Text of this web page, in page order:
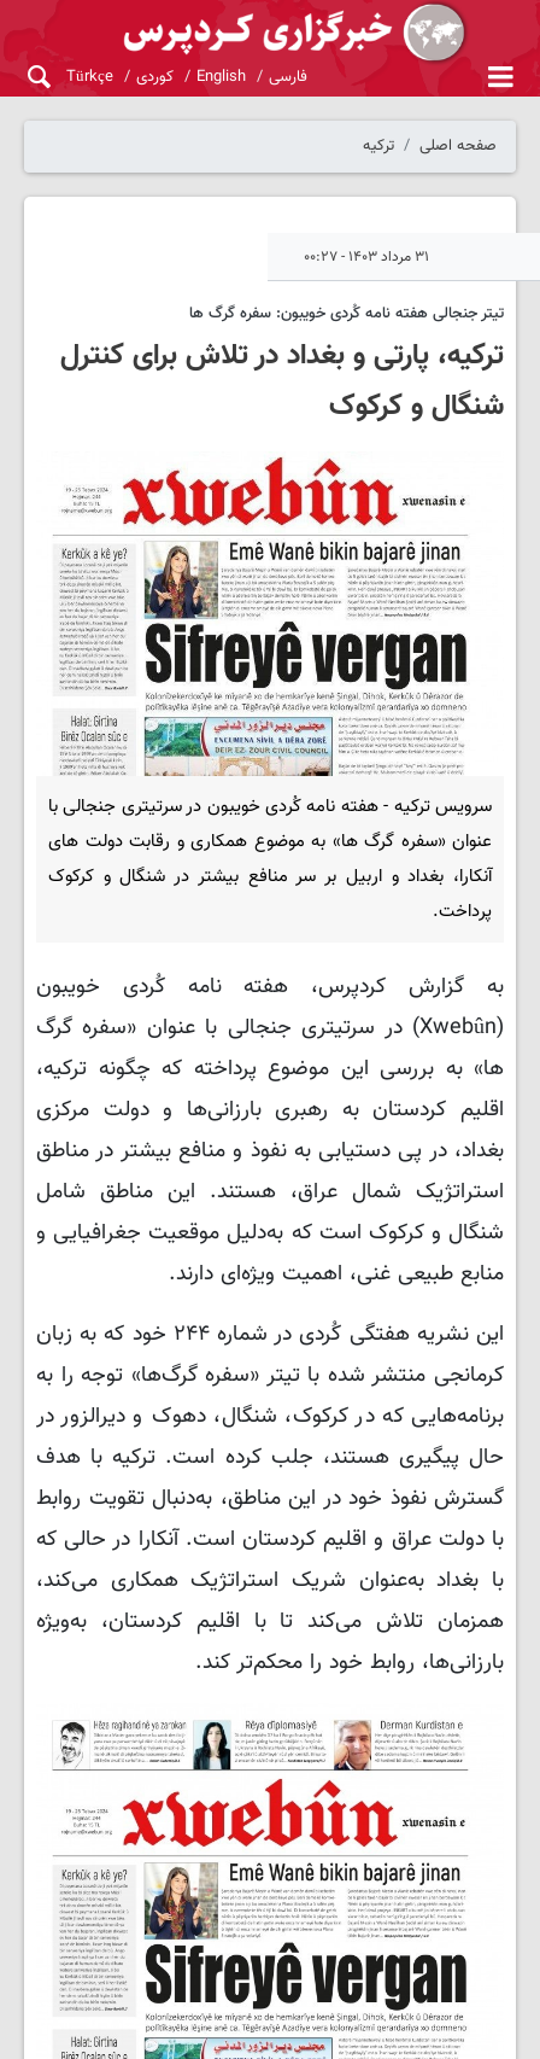
فارسی English کوردی Türkçe
صفحه اصلی ترکیه
۳۱ مرداد ۱۴۰۳ - ۰۰:۲۷
تیتر جنجالی هفته نامه کُردی خویبون: سفره گرگ ها
ترکیه، پارتی و بغداد در تلاش برای کنترل
شنگال و کرکوک
سرویس ترکیه - هفته نامه کُردی خویبون در سرتیتری جنجالی با
عنوان «سفره گرگ ها» به موضوع همکاری و رقابت دولت های
آنکارا، بغداد و اربیل بر سر منافع بیشتر در شنگال و کرکوک
پرداخت.
به گزارش کردپرس، هفته نامه کُردی خویبون
(Xwebûn) در سرتیتری جنجالی با عنوان «سفره گرگ
ها» به بررسی این موضوع پرداخته که چگونه ترکیه،
اقلیم کردستان به رهبری بارزانی‌ها و دولت مرکزی
بغداد، در پی دستیابی به نفوذ و منافع بیشتر در مناطق
استراتژیک شمال عراق، هستند. این مناطق شامل
شنگال و کرکوک است که به‌دلیل موقعیت جغرافیایی و
منابع طبیعی غنی، اهمیت ویژه‌ای دارند.
این نشریه هفتگی کُردی در شماره ۲۴۴ خود که به زبان
کرمانجی منتشر شده با تیتر «سفره گرگ‌ها» توجه را به
برنامه‌هایی که در کرکوک، شنگال، دهوک و دیرالزور در
حال پیگیری هستند، جلب کرده است. ترکیه با هدف
گسترش نفوذ خود در این مناطق، به‌دنبال تقویت روابط
با دولت عراق و اقلیم کردستان است. آنکارا در حالی که
با بغداد به‌عنوان شریک استراتژیک همکاری می‌کند،
همزمان تلاش می‌کند تا با اقلیم کردستان، به‌ویژه
بارزانی‌ها، روابط خود را محکم‌تر کند.